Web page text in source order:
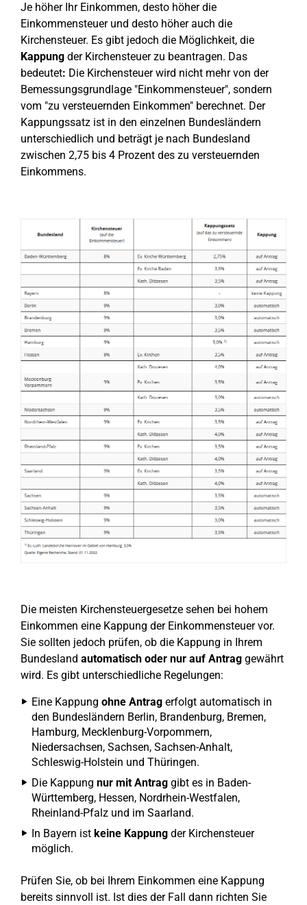
Je höher Ihr Einkommen, desto höher die
Einkommensteuer und desto höher auch die
Kirchensteuer. Es gibt jedoch die Möglichkeit, die
Kappung der Kirchensteuer zu beantragen. Das
bedeutet: Die Kirchensteuer wird nicht mehr von der
Bemessungsgrundlage "Einkommensteuer", sondern
vom "zu versteuernden Einkommen" berechnet. Der
Kappungssatz ist in den einzelnen Bundesländern
unterschiedlich und beträgt je nach Bundesland
zwischen 2,75 bis 4 Prozent des zu versteuernden
Einkommens.
Die meisten Kirchensteuergesetze sehen bei hohem
Einkommen eine Kappung der Einkommensteuer vor.
Sie sollten jedoch prüfen, ob die Kappung in Ihrem
Bundesland automatisch oder nur auf Antrag gewährt
wird. Es gibt unterschiedliche Regelungen:
Eine Kappung ohne Antrag erfolgt automatisch in
den Bundesländern Berlin, Brandenburg, Bremen,
Hamburg, Mecklenburg-Vorpommern,
Niedersachsen, Sachsen, Sachsen-Anhalt,
Schleswig-Holstein und Thüringen.
Die Kappung nur mit Antrag gibt es in Baden-
Württemberg, Hessen, Nordrhein-Westfalen,
Rheinland-Pfalz und im Saarland.
In Bayern ist keine Kappung der Kirchensteuer
möglich.
Prüfen Sie, ob bei Ihrem Einkommen eine Kappung
bereits sinnvoll ist. Ist dies der Fall dann richten Sie